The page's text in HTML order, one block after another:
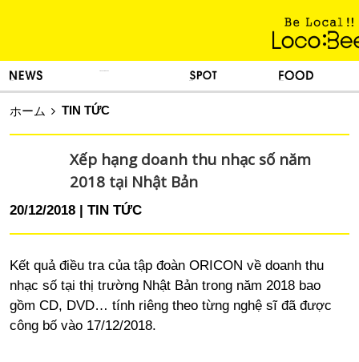
ホーム TIN TỨC
Xếp hạng doanh thu nhạc số năm
2018 tại Nhật Bản
20/12/2018 TIN TỨC
Kết quả điều tra của tập đoàn ORICON về doanh thu
nhạc số tại thị trường Nhật Bản trong năm 2018 bao
gồm CD, DVD… tính riêng theo từng nghệ sĩ đã được
công bố vào 17/12/2018.